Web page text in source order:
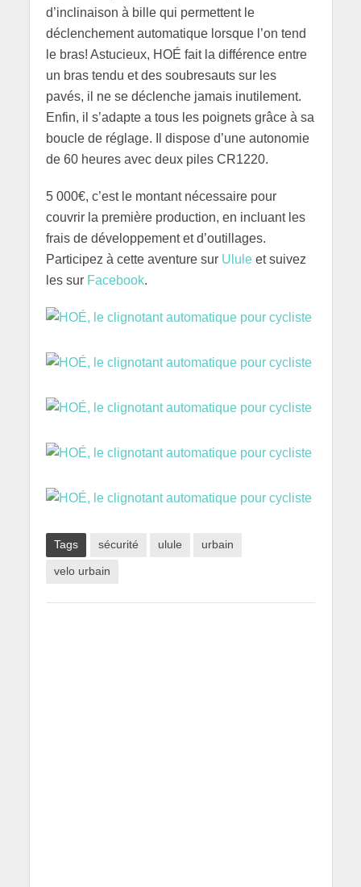
d’inclinaison à bille qui permettent le
déclenchement automatique lorsque l’on tend
le bras! Astucieux, HOÉ fait la différence entre
un bras tendu et des soubresauts sur les
pavés, il ne se déclenche jamais inutilement.
Enfin, il s’adapte a tous les poignets grâce à sa
boucle de réglage. Il dispose d’une autonomie
de 60 heures avec deux piles CR1220.
5 000€, c’est le montant nécessaire pour
couvrir la première production, en incluant les
frais de développement et d’outillages.
Participez à cette aventure sur Ululeet suivez
les sur Facebook.
Tags sécurité ulule urbain
velo urbain